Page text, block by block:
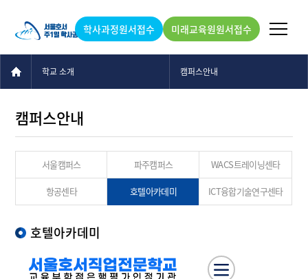
학사과정원서접수 미래교육원원서접수
학교 소개 캠퍼스안내
캠퍼스안내
서울캠퍼스 파주캠퍼스 WACS트레이닝센타
항공센타 호텔아카데미 ICT융합기술연구센타
호텔아카데미